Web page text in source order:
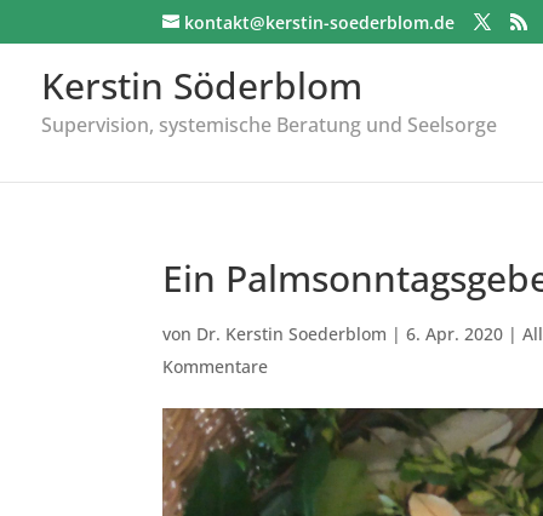
kontakt@kerstin-soederblom.de
Kerstin Söderblom
Supervision, systemische Beratung und Seelsorge
Ein
von Dr. Kerstin Soederblom |6. Apr. 2020 |
Kommentare